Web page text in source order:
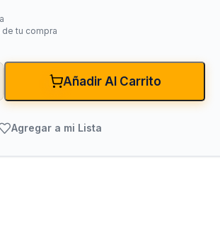
tu compra
Añadir Al Carrito
Agregar a mi Lista